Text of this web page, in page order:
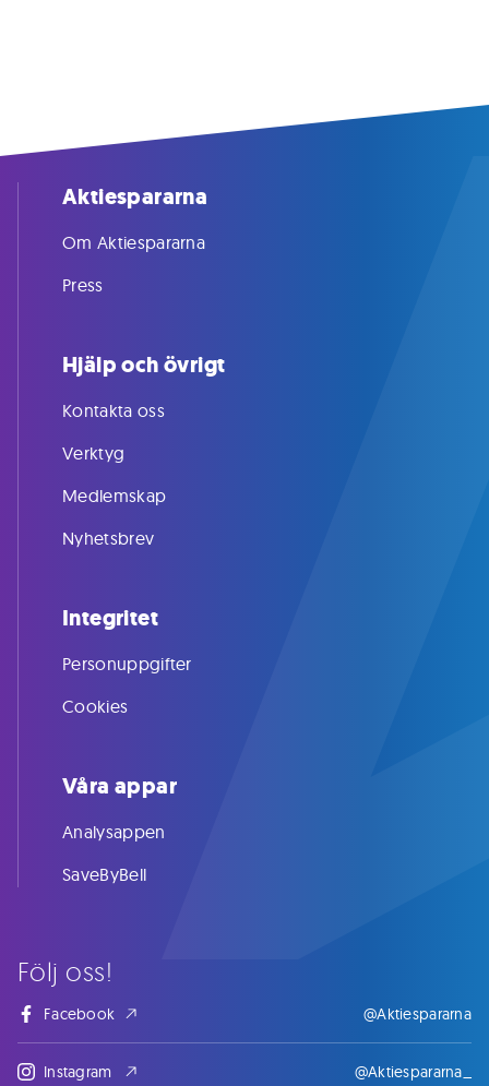
Följ oss!
Facebook @Aktiespararna
Instagram @Aktiespararna_
Aktiespararna
Om Aktiespararna
Press
Hjälp och övrigt
Kontakta oss
Verktyg
Medlemskap
Nyhetsbrev
Integritet
Personuppgifter
Cookies
Våra appar
Analysappen
SaveByBell